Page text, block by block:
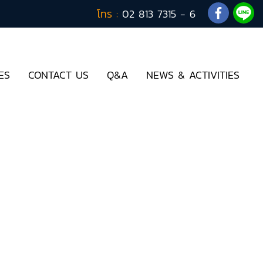
โทร : 02 813 7315 - 6
CONTACT US Q&A NEWS & ACTIVITIES